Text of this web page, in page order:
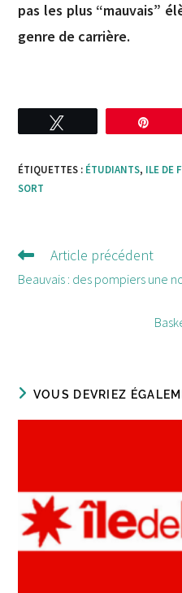
pas les plus “mauvais”
genre de carrière.
ÉTIQUETTES : ÉTUDIANTS, ILE DE
SORT
Lire
d'autres
Article précédent
Beauvais : des pompiers une
VOUS DEVRIEZ